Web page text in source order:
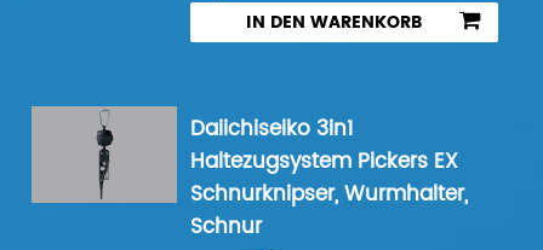
IN DEN WARENKORB
Daiichiseiko 3in1
Haltezugsystem Pickers EX
Schnurknipser, Wurmhalter,
Schnur